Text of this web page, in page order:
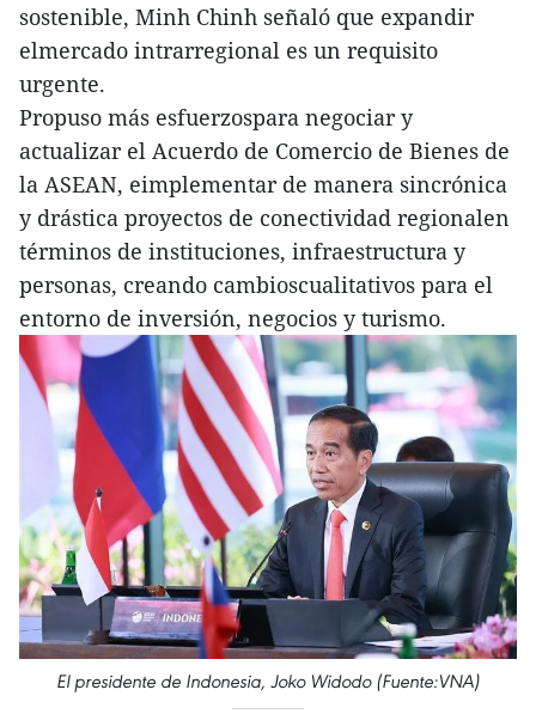
sostenible, Minh Chinh señaló que expandir
elmercado intrarregional es un requisito
urgente.
Propuso más esfuerzospara negociar y
actualizar el Acuerdo de Comercio de Bienes de
la ASEAN, eimplementar de manera sincrónica
y drástica proyectos de conectividad regionalen
términos de instituciones, infraestructura y
personas, creando cambioscualitativos para el
entorno de inversión, negocios y turismo.
El presidente de Indonesia, Joko Widodo (Fuente:VNA)